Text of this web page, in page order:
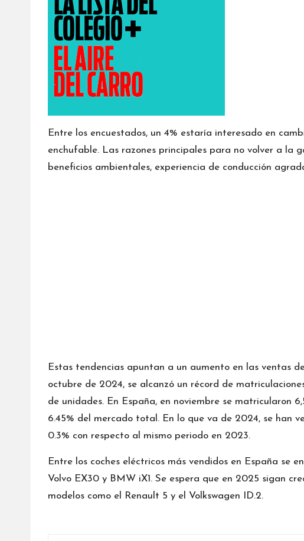
Entre los encuestados, un 4% estaría interesado en
enchufable. Las razones principales para no volver a la
beneficios ambientales, experiencia de conducción
Estas tendencias apuntan a un aumento en las ventas
octubre de 2024, se alcanzó un récord de
de unidades. En España, en noviembre se matricularon
6.45% del mercado total. En lo que va de 2024, se han
0.3% con respecto al mismo periodo en 2023.
Entre los coches eléctricos más vendidos en España se
Volvo EX30 y BMW iX1. Se espera que en 2025 sigan
modelos como el Renault 5 y el Volkswagen ID.2.